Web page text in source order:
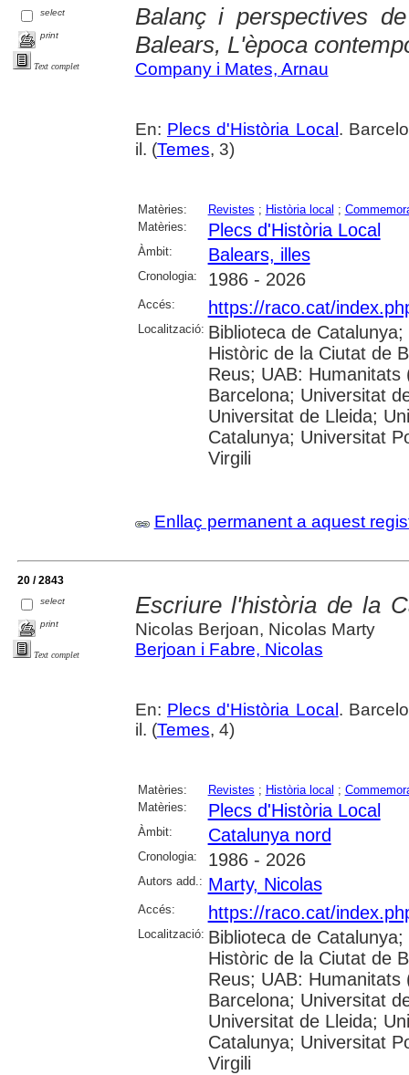
select
print
Text complet
Balanç i perspectives
Balears, L'època
Company i Mates, Arnau
En: Plecs d'Història Local .
il. (Temes, 3)
Matèries: Revistes ; Història local ;
Matèries:
Plecs d'Història Local
Àmbit: Balears, illes
Cronologia: 1986 - 2026
Accés: https://raco.cat/
Localització: Biblioteca de
Històric de la Ciutat de
Reus; UAB:
Barcelona; Universitat
Universitat de Lleida;
Catalunya; Universitat
Virgili
Enllaç permanent a aquest
20 / 2843
select
print
Text complet
Escriure l'història de la
Nicolas Berjoan, Nicolas Marty
Berjoan i Fabre, Nicolas
En: Plecs d'Història Local .
il. (Temes, 4)
Matèries: Revistes ; Història local ;
Matèries:
Plecs d'Història Local
Àmbit: Catalunya nord
Cronologia: 1986 - 2026
Autors add.: Marty, Nicolas
Accés: https://raco.cat/
Localització: Biblioteca de
Històric de la Ciutat de
Reus; UAB:
Barcelona; Universitat
Universitat de Lleida;
Catalunya; Universitat
Virgili